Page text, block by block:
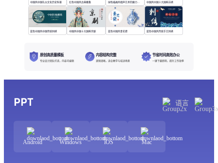
中国风中国礼仪文化历史科普 红色中国风古典雅集 绿色插画风相声艺术的魅力与传承 中国风中国十大国粹苏绣
蓝色中国风中国传统刺绣 中国风中国十大国粹京剧 蓝色中国风青花瓷 蓝色中国风传统手艺刺绣
原创高质量模板
专业设计团队打造，内容可编辑
内容结构完整
逻辑清晰，适合教学与培训场景
节省时间高效办公
一键下载即用，提升工作效率
PPT 语言
Android Windows iOS Mac